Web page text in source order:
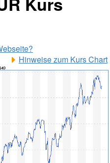
Hinweise zum Kurs Chart